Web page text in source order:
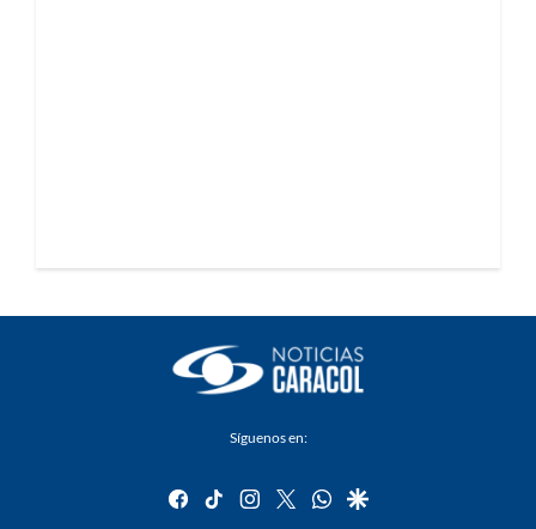
Síguenos en:
facebook
tiktok instagram
twitterwhatsapp
google